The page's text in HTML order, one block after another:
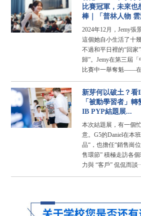
比賽冠軍，未來
棒｜「普林人物
2024年12月，Jemy
這個她自小生活了十
不過和平日裡的“回家
歸”。Jemy在第三屆
比賽中一舉奪魁——在
新芽何以破土？看
「被動學習者」轉
IB PYP結題展...
本次結題展，有一個
意。G5的Daniel在本
品“，也擔任“銷售崗
售環節” 積極走訪各
力與 “客戶” 侃侃而談